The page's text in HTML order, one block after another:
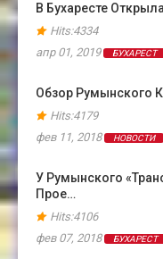
В Бухаресте
Hits:4334
апр 01, 2019
БУХАРЕСТ
Обзор Румынского
Hits:4179
фев 11, 2018
НОВОСТИ
У Румынского
Прое…
Hits:4106
фев 07, 2018
БУХАРЕСТ